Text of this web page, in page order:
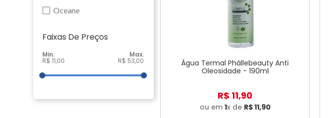
Oceane
Faixas De Preço
R$ 11,00 R$ 53,00
Água Termal Phállebeauty Anti
Oleosidade - 190ml
R$ 11,90
ou em 1x de R$11,90